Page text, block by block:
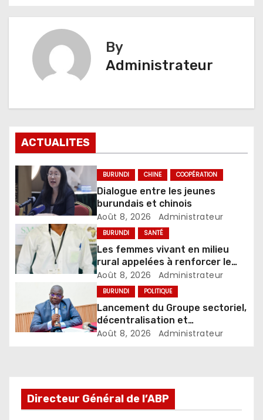
By
Administrateur
ACTUALITES
BURUNDI CHINE COOPÉRATION
Dialogue entre les jeunes
burundais et chinois
Août 8, 2026 Administrateur
BURUNDI SANTÉ
Les femmes vivant en milieu
rural appelées à renforcer le
dépistage des infections
sexuellement transmissibles
Août 8, 2026 Administrateur
BURUNDI POLITIQUE
Lancement du Groupe sectoriel,
décentralisation et
développement local
Août 8, 2026 Administrateur
Directeur Général de l’ABP